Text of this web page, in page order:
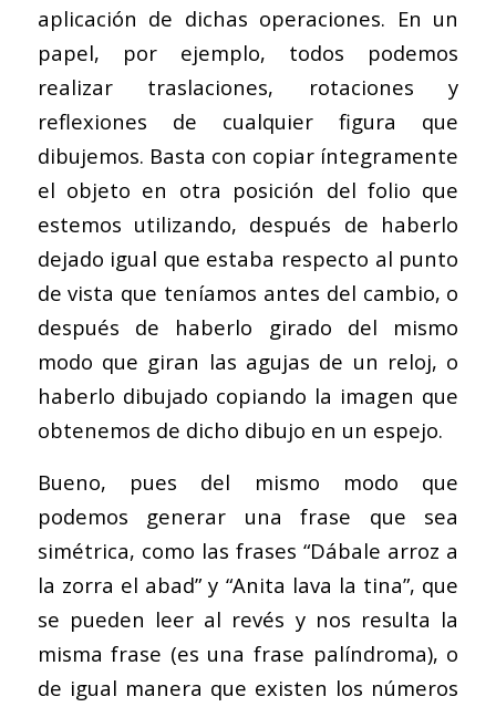
aplicación de dichas operaciones. En un
papel, por ejemplo, todos podemos
realizar traslaciones, rotaciones y
reflexiones de cualquier figura que
dibujemos. Basta con copiar íntegramente
el objeto en otra posición del folio que
estemos utilizando, después de haberlo
dejado igual que estaba respecto al punto
de vista que teníamos antes del cambio, o
después de haberlo girado del mismo
modo que giran las agujas de un reloj, o
haberlo dibujado copiando la imagen que
obtenemos de dicho dibujo en un espejo.
Bueno, pues del mismo modo que
podemos generar una frase que sea
simétrica, como las frases “Dábale arroz a
la zorra el abad” y “Anita lava la tina”, que
se pueden leer al revés y nos resulta la
misma frase (es una frase palíndroma), o
de igual manera que existen los números